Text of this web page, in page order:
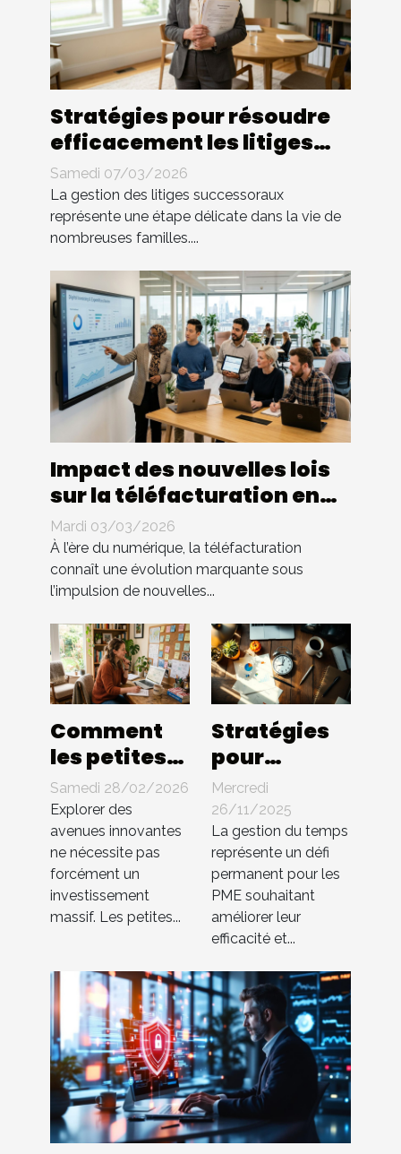
Stratégies pour résoudre
efficacement les litiges
successoraux
Samedi 07/03/2026
La gestion des litiges successoraux
représente une étape délicate dans la vie de
nombreuses familles....
Impact des nouvelles lois
sur la téléfacturation en
entreprise : quels
changements ?
Mardi 03/03/2026
À l’ère du numérique, la téléfacturation
connaît une évolution marquante sous
l’impulsion de nouvelles...
Comment
les petites
entreprises
peuvent-
elles
innover
sans gros
budget ?
Samedi 28/02/2026
Explorer des
avenues innovantes
ne nécessite pas
forcément un
investissement
massif. Les petites...
Stratégies
pour
optimiser la
gestion du
temps au
sein des PME
Mercredi
26/11/2025
La gestion du temps
représente un défi
permanent pour les
PME souhaitant
améliorer leur
efficacité et...